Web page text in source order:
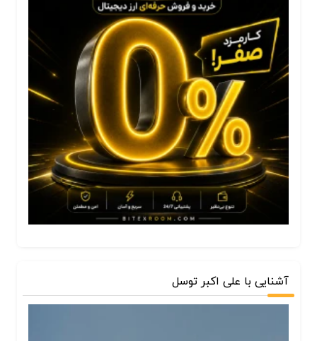
آشنایی با علی اکبر توسل